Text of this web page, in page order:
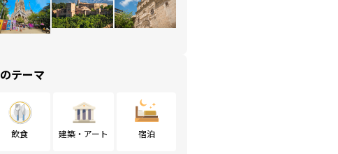
テーマ
飲食 建築・アート 宿泊